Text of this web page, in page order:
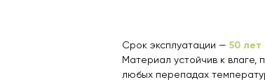
Срок эксплуатации — 50 лет
Материал устойчив к влаге,
любых перепадах